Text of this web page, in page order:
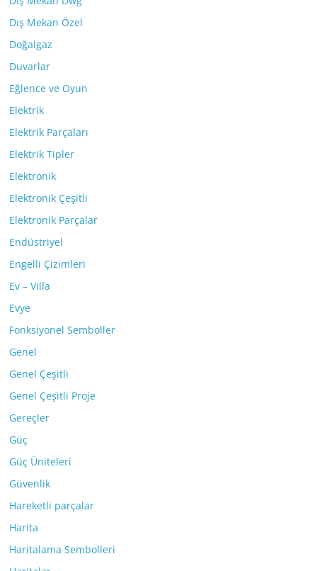
Dış Mekan Özel
Doğalgaz
Duvarlar
Eğlence ve Oyun
Elektrik
Elektrik Parçaları
Elektrik Tipler
Elektronik
Elektronik Çeşitli
Elektronik Parçalar
Endüstriyel
Engelli Çizimleri
Ev – Villa
Evye
Fonksiyonel Semboller
Genel
Genel Çeşitli
Genel Çeşitli Proje
Gereçler
Güç
Güç Üniteleri
Güvenlik
Hareketli parçalar
Harita
Haritalama Sembolleri